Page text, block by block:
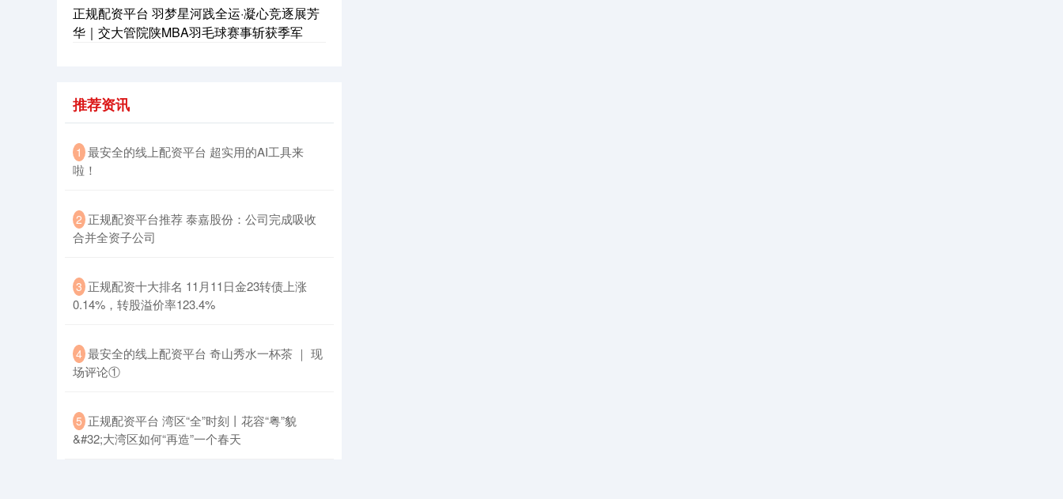
北证50
基金指数 7242.10 +12.30 +0.17%
正规配资平台 羽梦星河践全运·凝心竞逐展芳
华｜交大管院陕MBA羽毛球赛事斩获季军
推荐资讯
1 ​最安全的线上配资平台 超实用的AI工具来
啦！
2 ​正规配资平台推荐 泰嘉股份：公司完成吸收
合并全资子公司
3 ​正规配资十大排名 11月11日金23转债上涨
0.14%，转股溢价率123.4%
4 ​最安全的线上配资平台 奇山秀水一杯茶 ｜ 现
场评论①
5 ​正规配资平台 湾区“全”时刻丨花容“粤”貌
&#32;大湾区如何“再造”一个春天